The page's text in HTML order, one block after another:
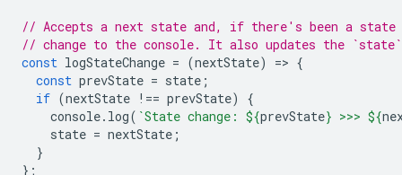
// Accepts a next state and, if there's been a state
// change to the console. It also updates the `state`
const logStateChange = (nextState) => {
const prevState = state ;
if (nextState !== prevState)
{
console. log( `State change: ${prevState} >>> ${
state = nextState ;
}
};